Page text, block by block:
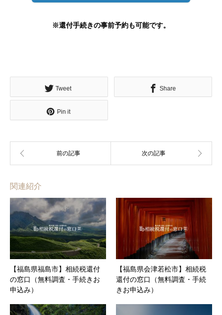
※還付手続きの事前予約も可能です。
Tweet Share
Pin it
関連紹介
【福島県福島市】相続税還付
の窓口（無料調査・手続きお
申込み）
【福島県会津若松市】相続税
還付の窓口（無料調査・手続
きお申込み）